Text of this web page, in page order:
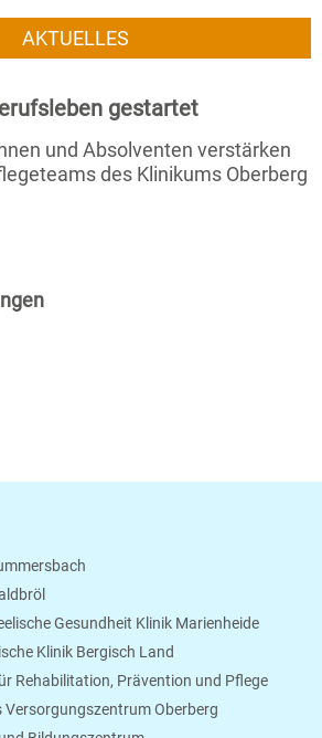
AKTUELLES
gestartet
und Absolventen verstärken
des Klinikums Oberberg
Gesundheit Klinik Marienheide
Klinik Bergisch Land
Rehabilitation, Prävention und Pflege
Versorgungszentrum Oberberg